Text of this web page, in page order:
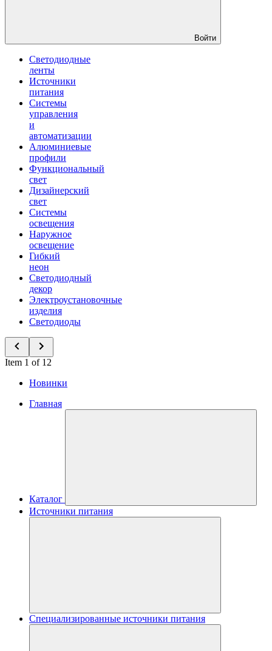
Войти
Светодиодные
ленты
Источники
питания
Системы
управления
и
автоматизации
Алюминиевые
профили
Функциональный
свет
Дизайнерский
свет
Системы
освещения
Наружное
освещение
Гибкий
неон
Светодиодный
декор
Электроустановочные
изделия
Светодиоды
Item 1 of 12
Новинки
Главная
Каталог
Источники питания
Специализированные источники питания